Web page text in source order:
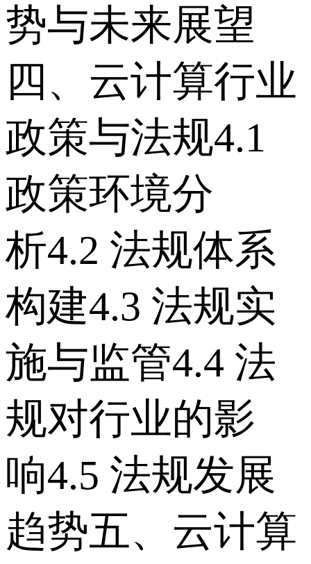
势与未来展望
四、云计算行业
政策与法规 4.1
政策环境分
析 4.2 法规体系
构建 4.3 法规实
施与监管 4.4 法
规对行业的影
响 4.5 法规发展
趋势 五、云计算